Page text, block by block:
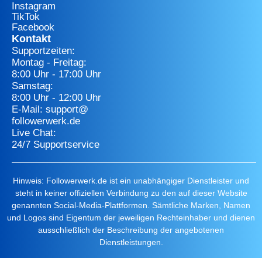
Instagram
TikTok
Facebook
Kontakt
Supportzeiten:
Montag - Freitag:
8:00 Uhr - 17:00 Uhr
Samstag:
8:00 Uhr - 12:00 Uhr
E-Mail: support@
followerwerk.de
Live Chat:
24/7 Supportservice
Hinweis: Followerwerk.de ist ein unabhängiger Dienstleister und
steht in keiner offiziellen Verbindung zu den auf dieser Website
genannten Social-Media-Plattformen. Sämtliche Marken, Namen
und Logos sind Eigentum der jeweiligen Rechteinhaber und dienen
ausschließlich der Beschreibung der angebotenen
Dienstleistungen.